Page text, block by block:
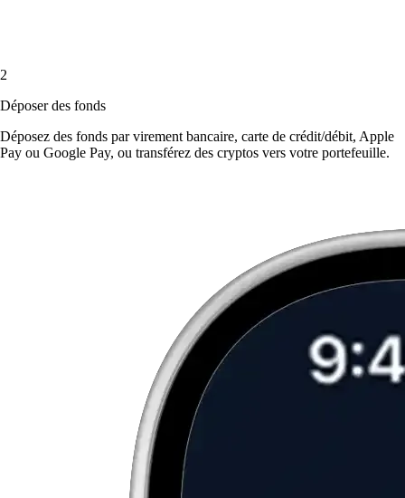
2
Déposer des fonds
Déposez des fonds par virement bancaire, carte de crédit/débit, Apple
Pay ou Google Pay, ou transférez des cryptos vers votre portefeuille.